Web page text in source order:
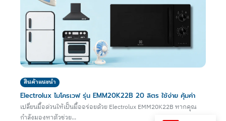
สินค้าแนะนำ
Electrolux ไมโครเวฟ รุ่น EMM20K22B 20 ลิตร ใช้ง่าย คุ้มค่า
เปลี่ยนมื้อด่วนให้เป็นมื้ออร่อยด้วย Electrolux EMM20K22B หากคุณ
กำลังมองหาตัวช่วย...